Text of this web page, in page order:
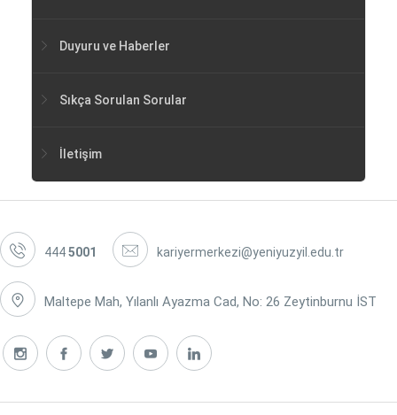
Duyuru ve Haberler
Sıkça Sorulan Sorular
İletişim
4445001 kariyermerkezi@yeniyuzyil.edu.tr
Maltepe Mah, Yılanlı Ayazma Cad, No: 26 Zeytinburnu İST